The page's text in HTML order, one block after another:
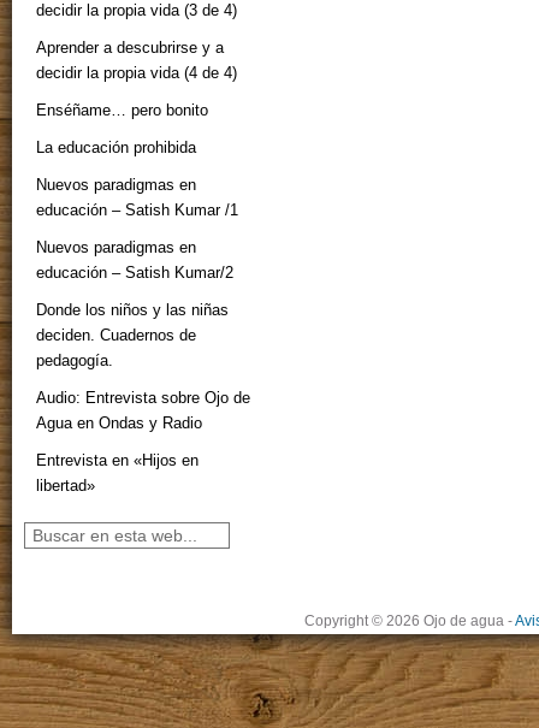
decidir la propia vida (3 de 4)
Aprender a descubrirse y a
decidir la propia vida (4 de 4)
Enséñame… pero bonito
La educación prohibida
Nuevos paradigmas en
educación – Satish Kumar /1
Nuevos paradigmas en
educación – Satish Kumar/2
Donde los niños y las niñas
deciden. Cuadernos de
pedagogía.
Audio: Entrevista sobre Ojo de
Agua en Ondas y Radio
Entrevista en «Hijos en
libertad»
Copyright © 2026 Ojo de agua -